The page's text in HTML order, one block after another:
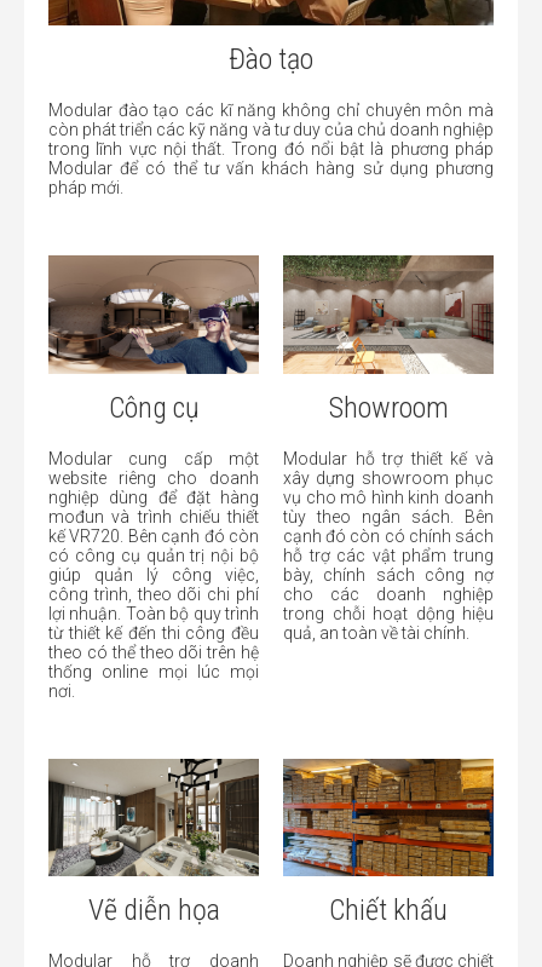
Đào tạo
Modular đào tạo các kĩ năng không chỉ chuyên môn mà
còn phát triển các kỹ năng và tư duy của chủ doanh nghiệp
trong lĩnh vực nội thất. Trong đó nổi bật là phương pháp
Modular để có thể tư vấn khách hàng sử dụng phương
pháp mới.
Công cụ
Modular cung cấp một
website riêng cho doanh
nghiệp dùng để đặt hàng
mođun và trình chiếu thiết
kế VR720. Bên cạnh đó còn
có công cụ quản trị nội bộ
giúp quản lý công việc,
công trình, theo dõi chi phí
lợi nhuận. Toàn bộ quy trình
từ thiết kế đến thi công đều
theo có thể theo dõi trên hệ
thống online mọi lúc mọi
nơi.
Showroom
Modular hỗ trợ thiết kế và
xây dựng showroom phục
vụ cho mô hình kinh doanh
tùy theo ngân sách. Bên
cạnh đó còn có chính sách
hỗ trợ các vật phẩm trung
bày, chính sách công nợ
cho các doanh nghiệp
trong chỗi hoạt dộng hiệu
quả, an toàn về tài chính.
Vẽ diễn họa
Modular hỗ trợ doanh
Chiết khấu
Doanh nghiệp sẽ được chiết